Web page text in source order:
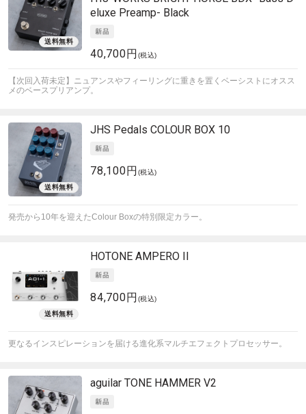
eluxe Preamp- Black
40,700円 (税込)
【次回入荷未定】ニュアンスやフィーリングに重きを置くベーシストにオスス
メのベースプリアンプ。
JHS Pedals COLOUR BOX 10
78,100円 (税込)
発売から10年を迎えたColour Boxの特別限定カラー。
HOTONE AMPERO II
84,700円 (税込)
更なるインスピレーションを届ける進化系マルチエフェクトプロセッサー。
aguilar TONE HAMMER V2